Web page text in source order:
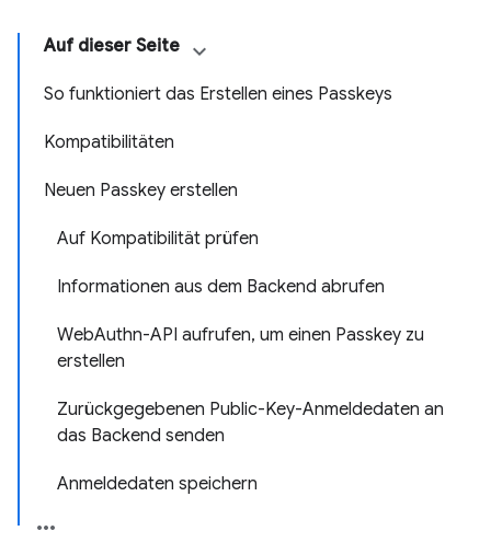
Auf dieser Seite
So funktioniert das Erstellen eines Passkeys
Kompatibilitäten
Neuen Passkey erstellen
Auf Kompatibilität prüfen
Informationen aus dem Backend abrufen
WebAuthn-API aufrufen, um einen Passkey zu
erstellen
Zurückgegebenen Public-Key-Anmeldedaten an
das Backend senden
Anmeldedaten speichern